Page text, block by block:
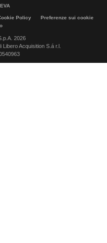
Policy
Preferenze sui cookie
2026
Acquisition S.á r.l.